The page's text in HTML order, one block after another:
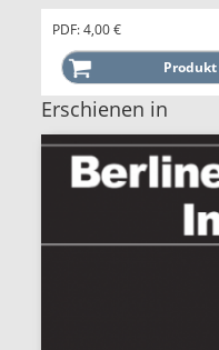
PDF: 4,00 €
Erschienen in